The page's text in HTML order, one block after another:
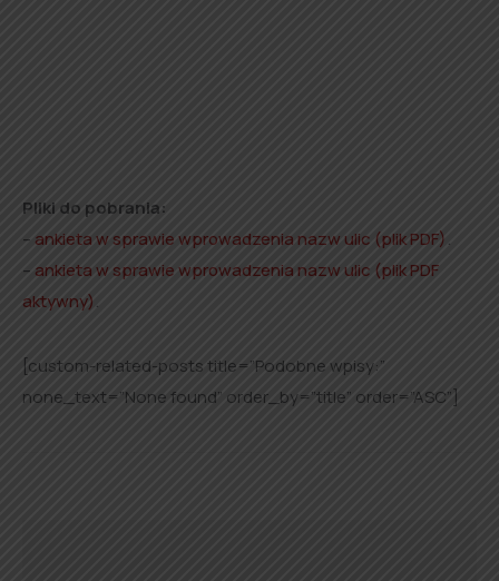
Pliki do pobrania:
–ankieta w sprawie wprowadzenia nazw ulic (plik PDF) .
–ankieta w sprawie wprowadzenia nazw ulic (plik PDF
aktywny).
[custom-related-posts title=”Podobne wpisy:”
none_text=”None found” order_by=”title” order=”ASC”]